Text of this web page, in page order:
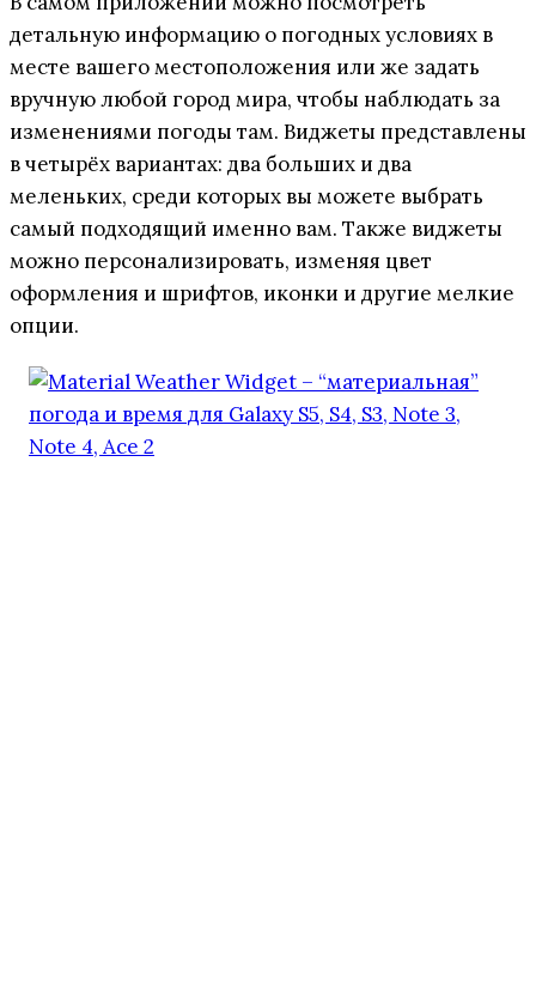
детальную информацию о погодных условиях в
месте вашего местоположения или же задать
вручную любой город мира, чтобы наблюдать за
изменениями погоды там. Виджеты представлены
в четырёх вариантах: два больших и два
меленьких, среди которых вы можете выбрать
самый подходящий именно вам. Также виджеты
можно персонализировать, изменяя цвет
оформления и шрифтов, иконки и другие мелкие
опции.